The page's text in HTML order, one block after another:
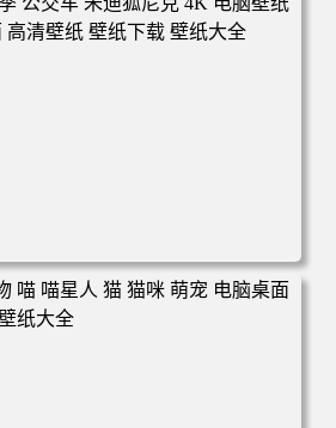
纸大全
交车 朱迪狐尼克 4K 电脑壁纸 3840x2
壁纸下载 壁纸大全